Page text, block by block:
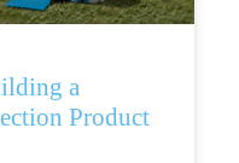
a
Product